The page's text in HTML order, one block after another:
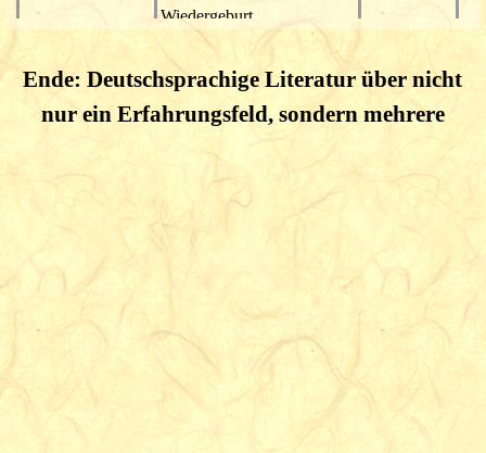
Wiedergeburt
Neue Wege der
Parapsychologie
Walter,
Ich war einmal... / Kinder
Ende:Deutschsprachige Literatur über nicht
nur ein Erfahrungsfeld, sondern mehrere